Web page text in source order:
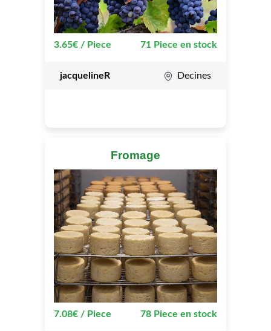
3.65€ / Piece 71 Piece en stock
jacquelineR Decines
Fromage
7.08€ / Piece 78 Piece en stock